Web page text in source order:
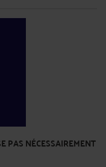
PAS NÉCESSAIREMENT